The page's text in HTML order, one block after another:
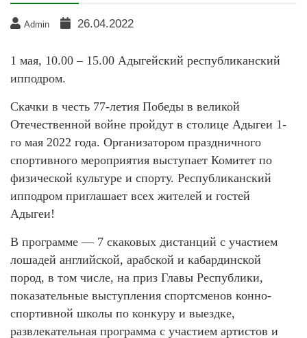
Admin 26.04.2022
1 мая, 10.00 – 15.00 Адыгейский республиканский
ипподром.
Скачки в честь 77-летия Победы в великой
Отечественной войне пройдут в столице Адыгеи 1-
го мая 2022 года. Организатором праздничного
спортивного мероприятия выступает Комитет по
физической культуре и спорту. Республиканский
ипподром приглашает всех жителей и гостей
Адыгеи!
В программе — 7 скаковых дистанций с участием
лошадей английской, арабской и кабардинской
пород, в том числе, на приз Главы Республики,
показательные выступления спортсменов конно-
спортивной школы по конкуру и выездке,
развлекательная программа с участием артистов и